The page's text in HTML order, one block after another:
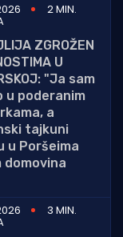
2 MIN.
ZGROŽEN
U
"Ja sam
u poderanim
a
tajkuni
u Poršeima
domovina
3 MIN.